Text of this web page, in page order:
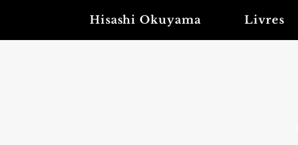
Hisashi Okuyama Livres